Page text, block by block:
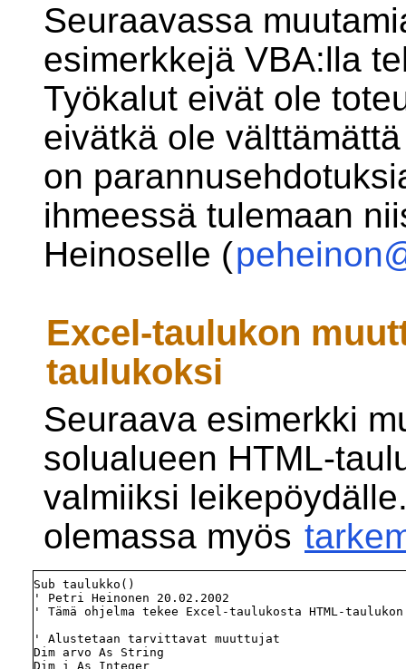
Seuraavassa
esimerkkejä VBA:lla
Työkalut eivät ole
eivätkä ole
on
ihmeessä tulemaan
Heinoselle (
Excel-taulukon
taulukoksi
Seuraava esimerkki
solualueen HTML-
valmiiksi
olemassa myös
Sub taulukko()
' Petri Heinonen 20.02.2002
' Tämä ohjelma tekee Excel-taulukosta HTML-taulukon
' Alustetaan tarvittavat muuttujat
Dim arvo As String
Dim i As Integer